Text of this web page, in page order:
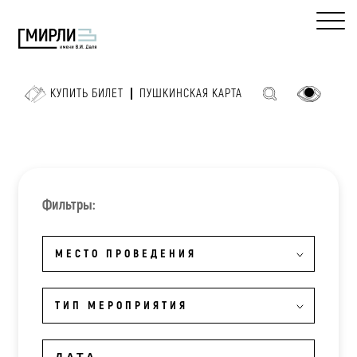
КУПИТЬ БИЛЕТ ПУШКИНСКАЯ КАРТА
Фильтры:
МЕСТО ПРОВЕДЕНИЯ
ТИП МЕРОПРИЯТИЯ